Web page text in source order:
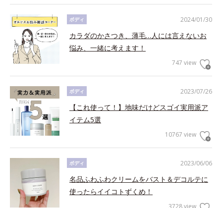
2024/01/30
ボディ
カラダのかさつき、薄毛…人には言えないお
悩み、一緒に考えます！
747 view
2023/07/26
ボディ
【これ使って！】地味だけどスゴイ実用派ア
イテム5選
10767 view
2023/06/06
ボディ
名品ふわふわクリームをバスト＆デコルテに
使ったらイイコトずくめ！
3728 view